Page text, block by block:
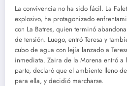
La convivencia no ha sido fácil. La
explosivo, ha protagonizado
con La Batres, quien terminó
de tensión. Luego, entró Teresa y
cubo de agua con lejía lanzado a
inmediata. Zaira de la Morena entró a
parte, declaró que el ambiente lleno
para ella, y decidió marcharse.